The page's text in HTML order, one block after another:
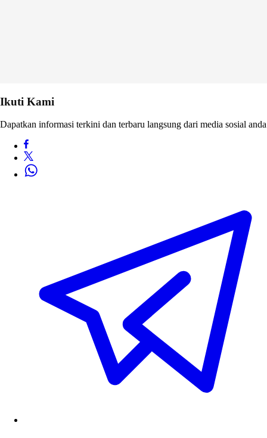
Ikuti Kami
Dapatkan informasi terkini dan terbaru langsung dari media sosial anda